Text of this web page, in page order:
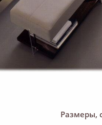
Размеры,